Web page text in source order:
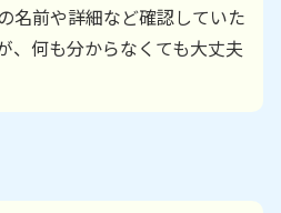
名前や詳細など確認していた
、何も分からなくても大丈夫